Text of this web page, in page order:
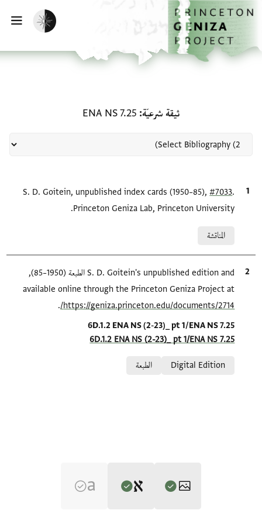
إلى المحتوى الرئيسي
الرئيسية
تفعيل الوضع المظلم
ثيقة شرعيّة ENA NS 7.25
الاقتباس المرجعيS. D. Goitein, unpublished index cards (1950–85),#7033
Princeton Geniza Lab, Princeton University.
المناقشة
الاقتباس المرجعي
S. D. Goitein's unpublished edition and الطبعة (1950–85),
available online through the Princeton Geniza Project at
https://geniza.princeton.edu/documents/2714/
.
Location in source
6D.1.2 ENA NS (2-23)_ pt 1/ENA NS 7.25
6D.1.2 ENA NS (2-23)_ pt 1/ENA NS 7.25
Digital Edition
الطبعة